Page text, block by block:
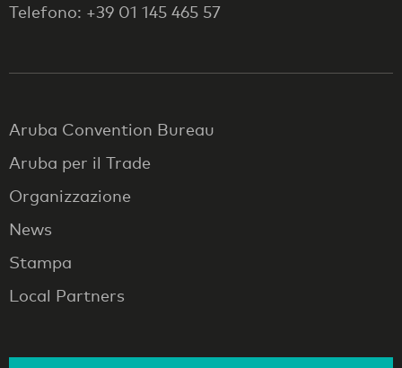
Telefono: +39 01 145 465 57
Aruba Convention Bureau
Aruba per il Trade
Organizzazione
News
Stampa
Local Partners